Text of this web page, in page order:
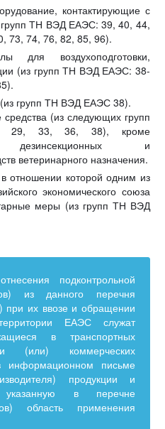
контактирующие с
ТН ВЭД ЕАЭС: 39, 40, 44,
73, 74, 76, 82, 85, 96).
для воздухоподготовки,
(из групп ТН ВЭД ЕАЭС: 38-
групп ТН ВЭД ЕАЭС 38).
(из следующих групп
33, 36, 38), кроме
дезинсекционных и
ветеринарного назначения.
отношении которой одним из
экономического союза
меры (из групп ТН ВЭД
подконтрольной
из данного перечня
при их ввозе и обращении
ЕАЭС служат
в транспортных
и (или) коммерческих
информационном письме
продукции и
указанную в перечне
область применения